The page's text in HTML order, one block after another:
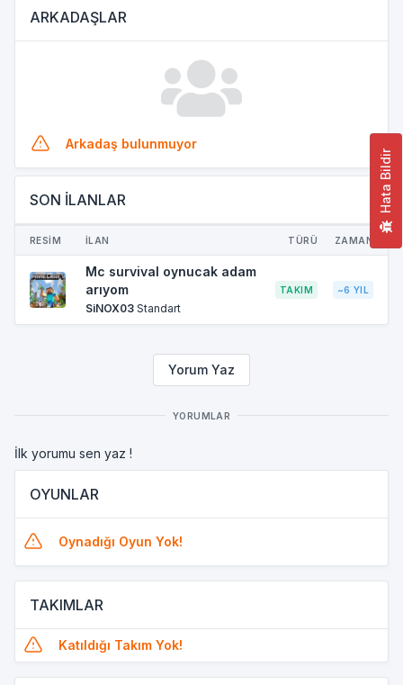
Hata Bildir
ARKADAŞLAR
Arkadaş bulunmuyor
SON İLANLAR
RESİM İLAN TÜRÜ ZAMAN
Mc survival oynucak adam
arıyom
SiNOX03 Standart
TAKIM ~6 YIL
Yorum Yaz
YORUMLAR
İlk yorumu sen yaz !
OYUNLAR
Oynadığı Oyun Yok!
TAKIMLAR
Katıldığı Takım Yok!